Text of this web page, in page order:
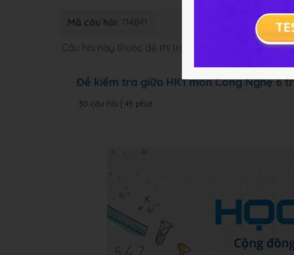
Mã câu hỏi: 114841 Loại bài: Bài tập
Câu hỏi này thuộc đề thi trắc nghiệm dưới đây,
Đề kiểm tra giữa HK1 môn Công Nghệ 6
30 câu hỏi | 45 phút